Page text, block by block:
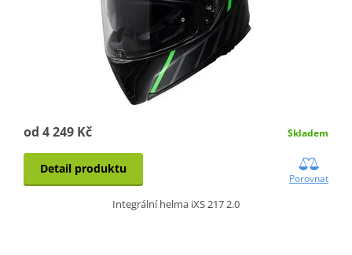
od 4 249 Kč Skladem
Detail produktu
Porovnat
Integrální helma iXS 217 2.0